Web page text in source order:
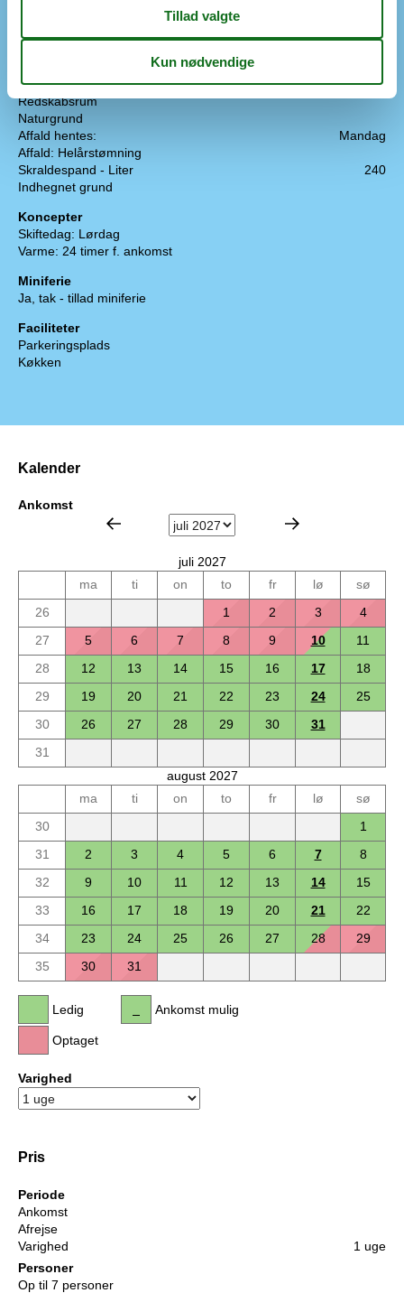
Terrasse: Afskærmet
Redskabsrum
Naturgrund
Affald hentes:
Mandag
Affald: Helårstømning
Skraldespand - Liter
240
Indhegnet grund
Koncepter
Skiftedag: Lørdag
Varme: 24 timer f. ankomst
Miniferie
Ja, tak - tillad miniferie
Faciliteter
Parkeringsplads
Køkken
Kalender
Ankomst
juli 2027
ma
ti on to fr lø
sø
26
1 2 3
4
27
5 6 7 8 9 10
11
28
12 13 14 15 16 17
18
29
19 20 21 22 23 24
25
30
26 27 28 29 30
31
31
august 2027
ma
ti on to fr lø
sø
30
1
31
2 3 4 5 6 7
8
32
9 10 11 12 13 14
15
33
16 17 18 19 20 21
22
34
23 24 25 26 27 28
29
35
30 31
Ledig
Optaget
Ankomst mulig
Varighed
Pris
Periode
Ankomst
Afrejse
Varighed
1 uge
Personer
Op til 7 personer